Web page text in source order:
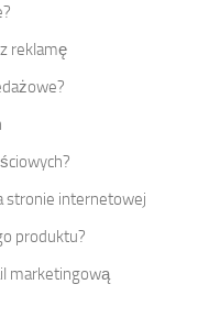
reklamę
stronie internetowej
produktu?
marketingową